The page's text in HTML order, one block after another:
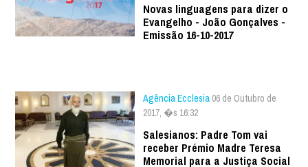
Novas linguagens para dizer o
Evangelho - João Gonçalves -
Emissão 16-10-2017
Agência Ecclesia 06 de Outubro de
2017, �s 16:32
Salesianos: Padre Tom vai
receber Prémio Madre Teresa
Memorial para a Justiça Social